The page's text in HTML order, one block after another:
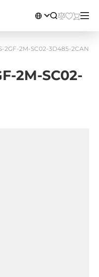
2GF-2M-SC02-3D485-2CAN
2M-SC02-